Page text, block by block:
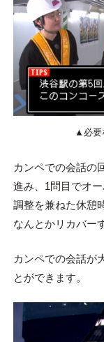
▲必要
カンペでの会話の
進み、1問目でオ
調整を兼ねた休憩
なんとかリカバー
カンペでの会話が
とができます。